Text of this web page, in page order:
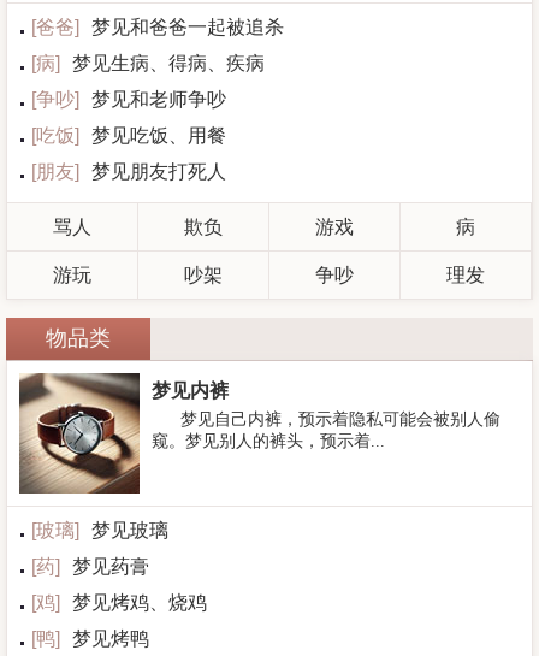
[爸爸]
梦见和爸爸一起被追杀
[病]
梦见生病、得病、疾病
[争吵]
梦见和老师争吵
[吃饭]
梦见吃饭、用餐
[朋友] 梦见朋友打死人
骂人 欺负 游戏 病
游玩 吵架 争吵 理发
物品类
梦见内裤
梦见自己内裤，预示着隐私可能会被别人偷
窥。梦见别人的裤头，预示着...
[玻璃]
梦见玻璃
[药]
梦见药膏
[鸡]
梦见烤鸡、烧鸡
[鸭] 梦见烤鸭